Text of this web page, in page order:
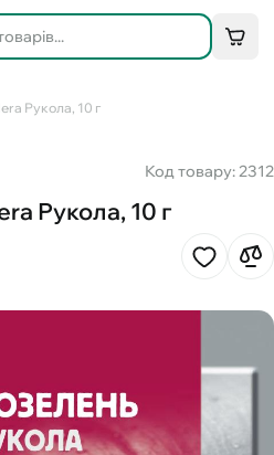
Рукола, 10 г
Код товару: 2312
Рукола, 10 г